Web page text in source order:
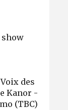
des
Kanor -
(TBC)